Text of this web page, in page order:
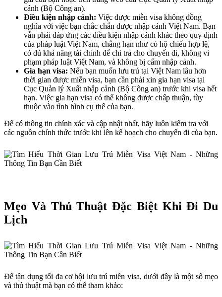
cảnh (Bộ Công an).
Điều kiện nhập cảnh: Việc được miễn visa không đồng
nghĩa với việc bạn chắc chắn được nhập cảnh Việt Nam. Bạn
vẫn phải đáp ứng các điều kiện nhập cảnh khác theo quy định
của pháp luật Việt Nam, chẳng hạn như có hộ chiếu hợp lệ,
có đủ khả năng tài chính để chi trả cho chuyến đi, không vi
phạm pháp luật Việt Nam, và không bị cấm nhập cảnh.
Gia hạn visa: Nếu bạn muốn lưu trú tại Việt Nam lâu hơn
thời gian được miễn visa, bạn cần phải xin gia hạn visa tại
Cục Quản lý Xuất nhập cảnh (Bộ Công an) trước khi visa hết
hạn. Việc gia hạn visa có thể không được chấp thuận, tùy
thuộc vào tình hình cụ thể của bạn.
Để có thông tin chính xác và cập nhật nhất, hãy luôn kiểm tra với
các nguồn chính thức trước khi lên kế hoạch cho chuyến đi của bạn.
Mẹo Và Thủ Thuật Đặc Biệt Khi Đi Du
Lịch
Để tận dụng tối đa cơ hội lưu trú miễn visa, dưới đây là một số mẹo
và thủ thuật mà bạn có thể tham khảo: